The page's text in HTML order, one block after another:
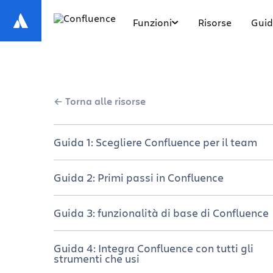
Funzioni Risorse
Torna alle risorse
Guida 1: Scegliere Confluence per il team
Tieni tutti i membri del team sulla
stessa pagina
Scegli il tuo piano
successo
Guida 2: Primi passi in Confluence
Una breve panoramica di Confluence
Configura il sito e gli spazi Confluence
Creazione e collaborazione sui
Guida 3: funzionalità di base di Confluence
Navigazione di Confluence
Guida 4: Integra Confluence con tutti gli
strumenti che usi